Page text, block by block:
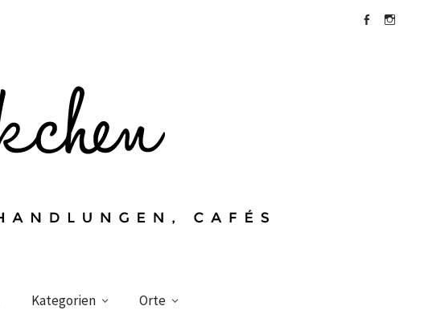
Kategorien Orte